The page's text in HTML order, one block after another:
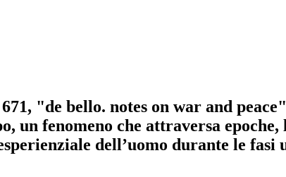
"de bello. notes on war and
un fenomeno che attraversa
dell’uomo durante le fasi